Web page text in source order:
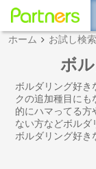
ホーム お試し検索
ボ
ボルダリング好き
クの追加種目にも
的にハマってる方
ない方などボルダ
ボルダリング好き